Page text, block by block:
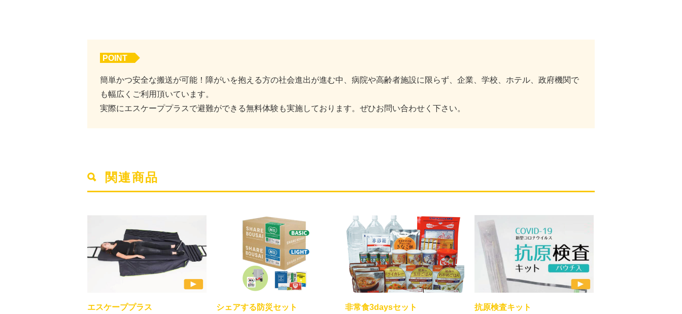
POINT
簡単かつ安全な搬送が可能！障がいを抱える方の社会進出が進む中、病院や高齢者施設に限らず、企業、学校、ホテル、政府機関で
も幅広くご利用頂いています。
実際にエスケーププラスで避難ができる無料体験も実施しております。ぜひお問い合わせく下さい。
関連商品
エスケーププラス シェアする防災セット 非常食3daysセット 抗原検査キット